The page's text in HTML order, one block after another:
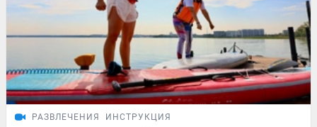
РАЗВЛЕЧЕНИЯ ИНСТРУКЦИЯ